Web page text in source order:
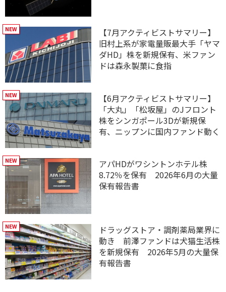
【7月アクティビストサマリー】
旧村上系が家電量販最大手「ヤマ
ダHD」株を新規保有、米ファン
ドは森永製菓に食指
【6月アクティビストサマリー】
「大丸」「松坂屋」のJフロント
株をシンガポール3Dが新規保
有、ニップンに国内ファンド動く
アパHDがワシントンホテル株
8.72％を保有 2026年6月の大量
保有報告書
ドラッグストア・調剤薬局業界に
動き 前澤ファンドは犬猫生活株
を新規保有 2026年5月の大量保
有報告書